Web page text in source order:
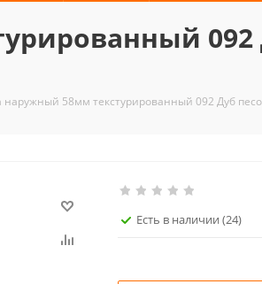
наружный 58мм текстурированный 092 Дуб
Есть в наличии (24)